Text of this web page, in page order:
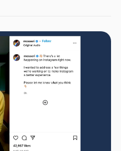
에 있다는 것을 알고 있기에 다른
다. 앞으로도 머독은 명예회장으로서
. 👉11월 장남 라클란 머독이 회사 승계,
가장 영향력 있는 미디어 관련 인물 중 한
서 '언론 재벌'이 돼 정치와 경제 그리고
어났으며,
으며 언론계 경영에 발을
국 일간지를 창립하고 영국과 미국에
다졌습니다. 머독 왕국의 모회사
와 미국 대형 출판사 하퍼콜린스, 영국
습니다. 뉴스코프는 지난 2013년
코프와 영화, TV 사업을 담당하는 21세기